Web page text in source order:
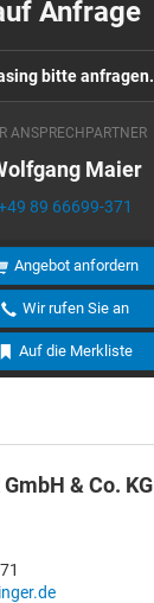
Anfrage
bitte anfragen.
ANSPRECHPARTNER
Maier
89 66699-371
Angebot anfordern
Wir rufen Sie an
Auf die Merkliste
& Co. KG